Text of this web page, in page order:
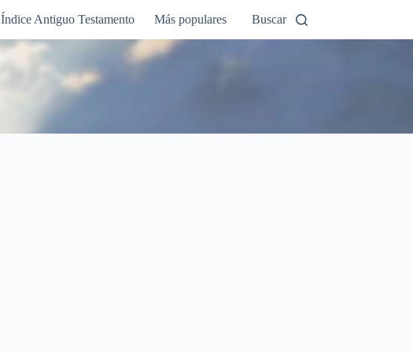
Índice Antiguo Testamento Más populares Buscar